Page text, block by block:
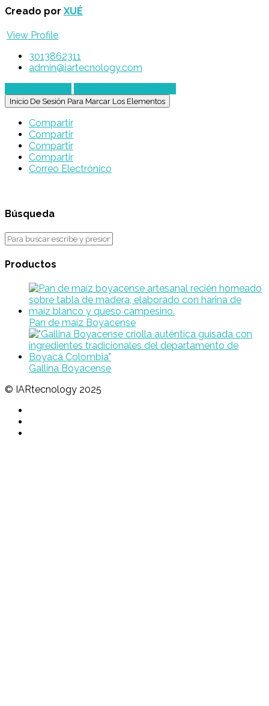
Creado por XUÉ
View Profile
3013862311
admin@iartecnology.com
Inicio De Sesión Para Marcar Los Elementos
Compartir
Compartir
Compartir
Compartir
Correo Electrónico
Búsqueda
Productos
Pan de maíz Boyacense
Gallina Boyacense
© IARtecnology 2025